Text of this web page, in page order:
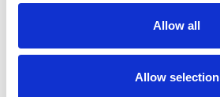
Allow all
Allow selection